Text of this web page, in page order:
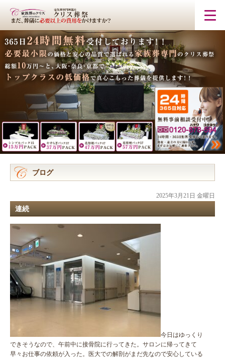
ブログ
2025年3月21日 金曜日
連続
今日はゆっくり
できそうなので、午前中に接骨院に行ってきた。サロンに帰ってきて
早々お仕事の依頼が入った。医大での解剖がまだ先なので安心している